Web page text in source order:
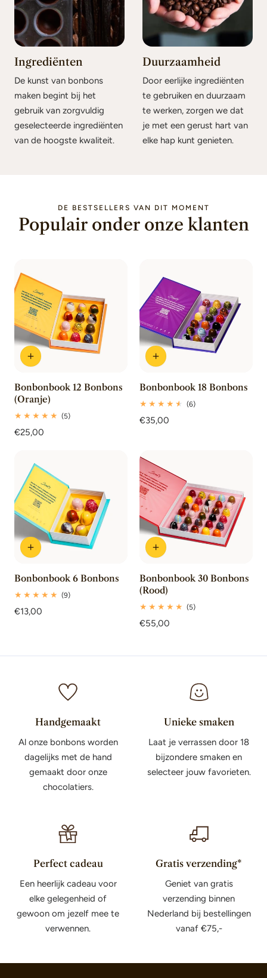
Ingrediënten
De kunst van bonbons
maken begint bij het
gebruik van zorgvuldig
geselecteerde ingrediënten
van de hoogste kwaliteit.
Duurzaamheid
Door eerlijke ingrediënten
te gebruiken en duurzaam
te werken, zorgen we dat
je met een gerust hart van
elke hap kunt genieten.
DE BESTSELLERS VAN DIT MOMENT
Populair onder onze klanten
Bonbonbook 12 Bonbons
(Oranje)
(5)5
Normale
€25,00
Bonbonbook 18 Bonbons
(6)6
Normale
€35,00
Bonbonbook 6 Bonbons
(9)9
Normale
€13,00
Bonbonbook 30 Bonbons
(Rood)
(5)5
Normale
€55,00
Handgemaakt
Al onze bonbons worden
dagelijks met de hand
gemaakt door onze
chocolatiers.
Unieke smaken
Laat je verrassen door 18
bijzondere smaken en
selecteer jouw favorieten.
Perfect cadeau
Een heerlijk cadeau voor
elke gelegenheid of
gewoon om jezelf mee te
verwennen.
Gratis verzending*
Geniet van gratis
verzending binnen
Nederland bij bestellingen
vanaf €75,-